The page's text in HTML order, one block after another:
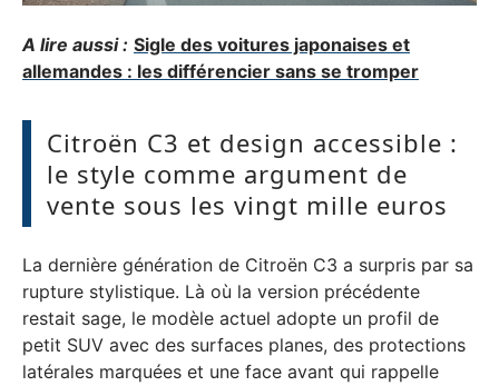
A lire aussi : Sigle des voitures japonaises et
allemandes : les différencier sans se tromper
Citroën C3 et design accessible :
le style comme argument de
vente sous les vingt mille euros
La dernière génération de Citroën C3 a surpris par sa
rupture stylistique. Là où la version précédente
restait sage, le modèle actuel adopte un profil de
petit SUV avec des surfaces planes, des protections
latérales marquées et une face avant qui rappelle